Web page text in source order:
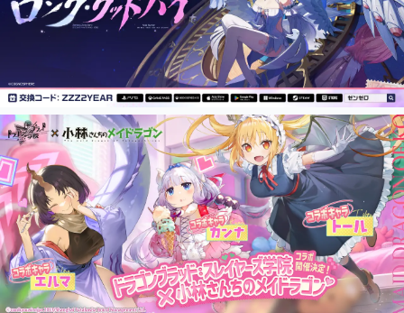
ピックアップ
電ファミのいま読まれている記事ランキング
アプリセール情報
インタビュー
連載・特集一覧